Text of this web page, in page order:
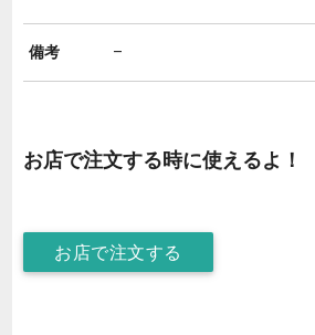
備考 –
お店で注文する時に使えるよ！
お店で注文する